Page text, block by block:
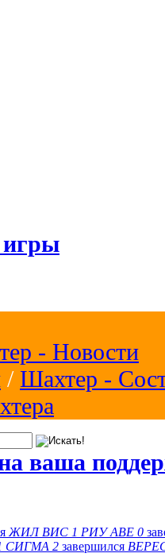
- Новости
/ Шахтер -
ваша
ЖИЛ ВИС 1 РИУ АВЕ 0
СИГМА 2 завершился